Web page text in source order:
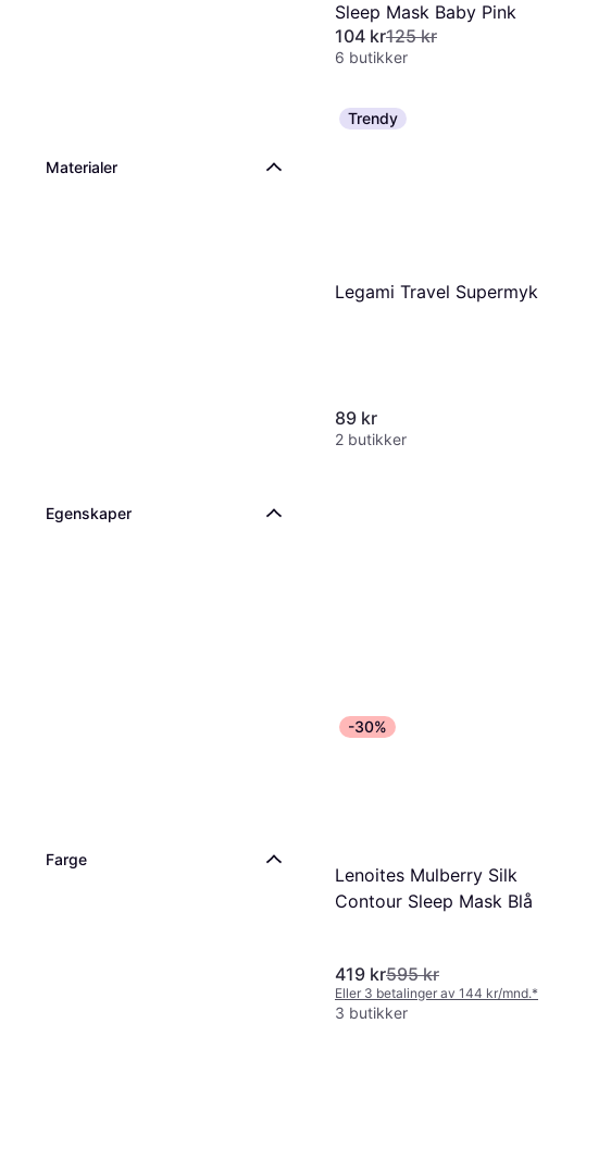
Materialer
Egenskaper
Farge
Sleep Mask Baby Pink
104 kr125 kr
6 butikker
Trendy
Legami Travel Supermyk
89 kr
2 butikker
-30%
Lenoites Mulberry Silk
Contour Sleep Mask Blå
419 kr595 kr
Eller 3 betalinger av 144 kr/mnd.*
3 butikker